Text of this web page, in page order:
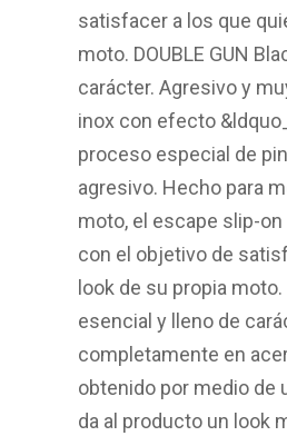
satisfacer a los que
moto. DOUBLE GUN
carácter. Agresivo y
inox con efecto
proceso especial de
agresivo. Hecho para
moto, el escape slip-
con el objetivo de
look de su propia
esencial y lleno de
completamente en
obtenido por medio de
da al producto un look